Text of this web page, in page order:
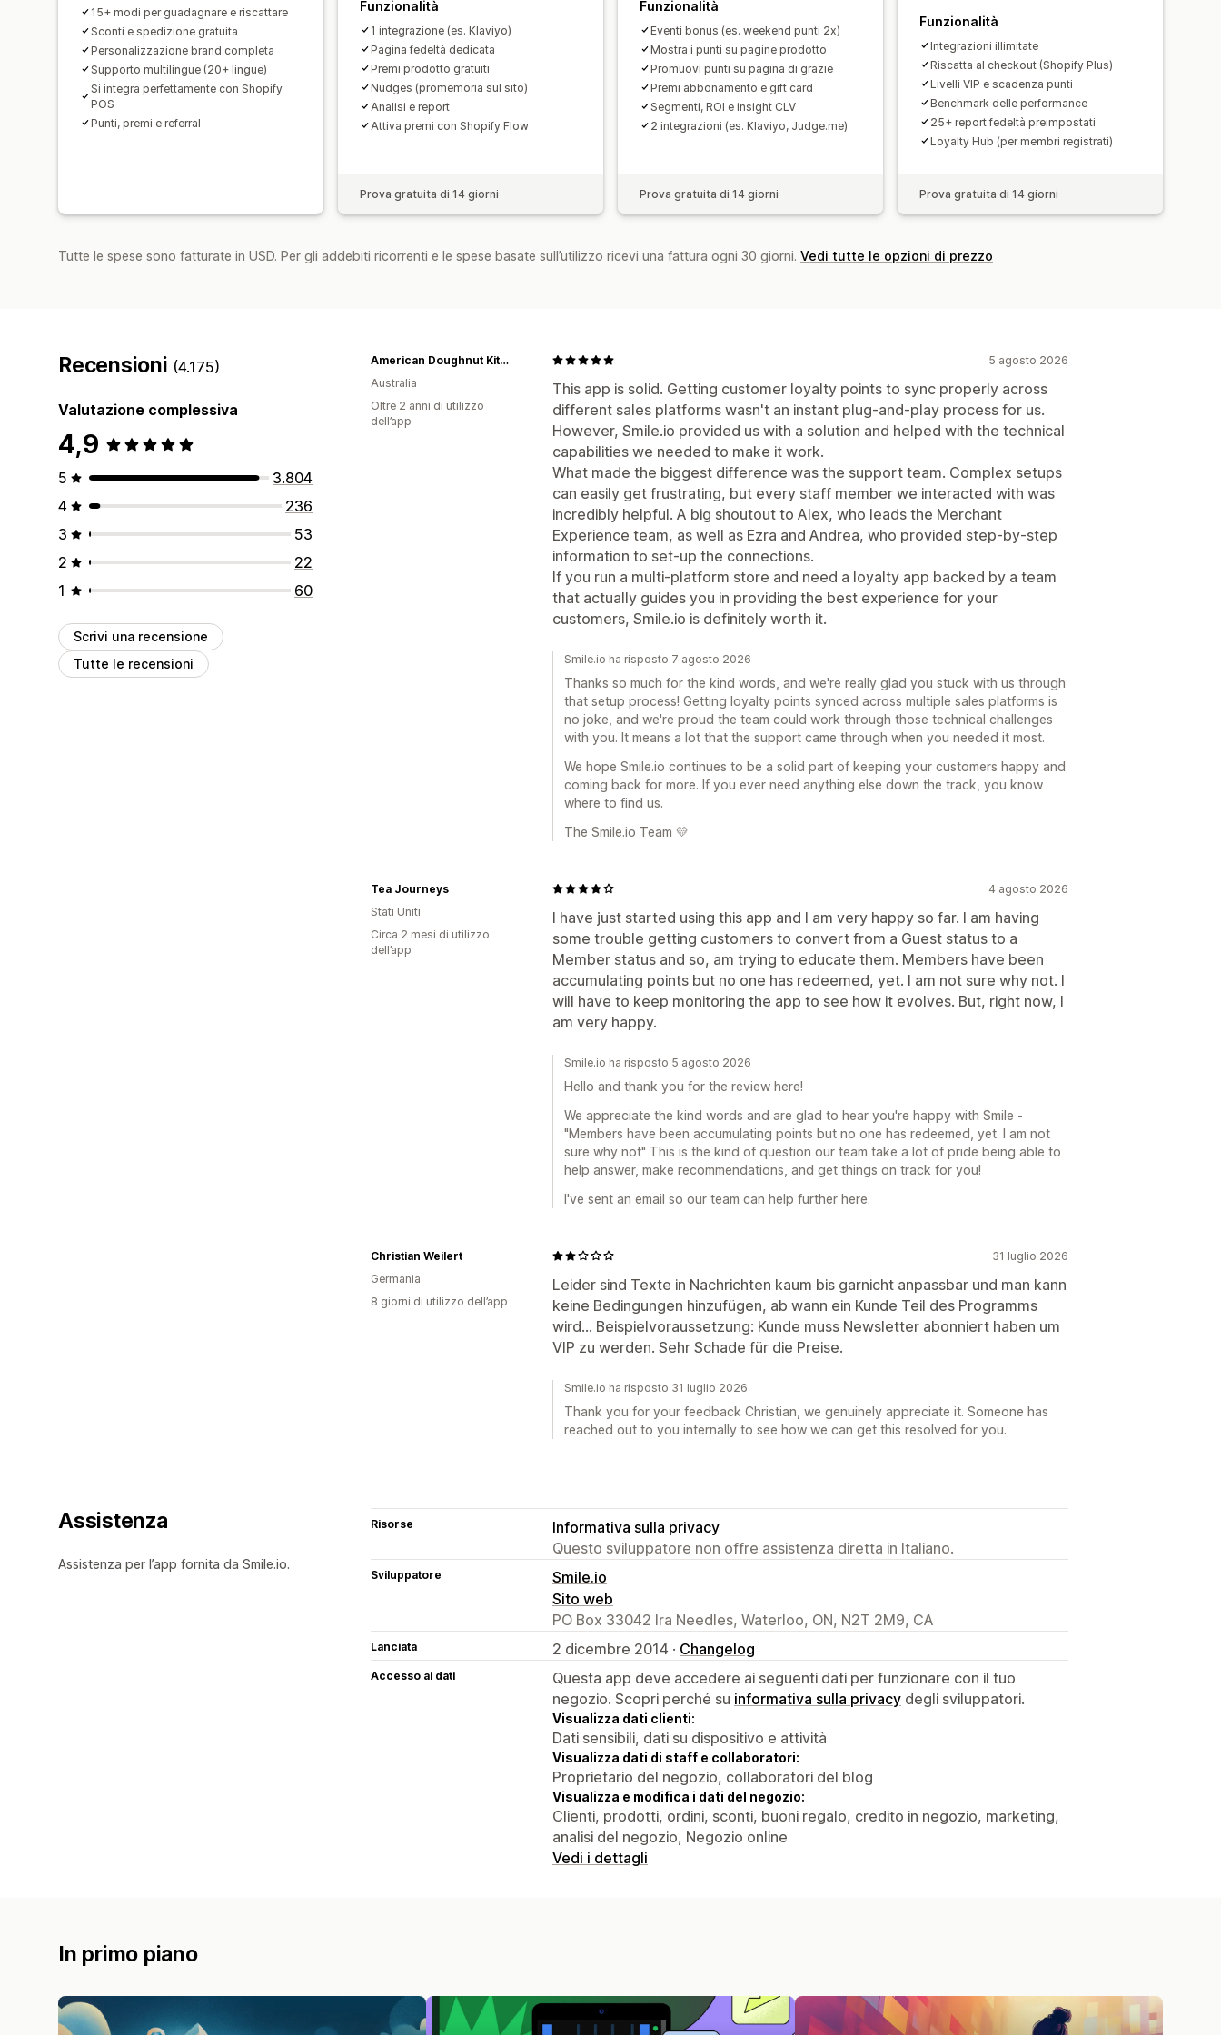
15+ modi per guadagnare e riscattare
Sconti e spedizione gratuita
Personalizzazione brand completa
Supporto multilingue (20+ lingue)
Si integra perfettamente con Shopify
POS
Punti, premi e referral
Funzionalità
1 integrazione (es. Klaviyo)
Pagina fedeltà dedicata
Premi prodotto gratuiti
Nudges (promemoria sul sito)
Analisi e report
Attiva premi con Shopify Flow
Prova gratuita di 14 giorni
Funzionalità
Eventi bonus (es. weekend punti 2x)
Mostra i punti su pagine prodotto
Promuovi punti su pagina di grazie
Premi abbonamento e gift card
Segmenti, ROI e insight CLV
2 integrazioni (es. Klaviyo, Judge.me)
Prova gratuita di 14 giorni
Funzionalità
Integrazioni illimitate
Riscatta al checkout (Shopify Plus)
Livelli VIP e scadenza punti
Benchmark delle performance
25+ report fedeltà preimpostati
Loyalty Hub (per membri registrati)
Prova gratuita di 14 giorni
Tutte le spese sono fatturate in USD. Per gli addebiti ricorrenti e le spese basate sull’utilizzo ricevi una fattura ogni 30 giorni. Vedi tutte le opzioni di prezzo
Recensioni (4.175)
Valutazione complessiva
4,9
5
3.804
4
236
3
53
2
22
1
60
Scrivi una recensione
Tutte le recensioni
5 agosto 2026
This app is solid. Getting customer loyalty points to sync properly across
different sales platforms wasn't an instant plug-and-play process for us.
However, Smile.io provided us with a solution and helped with the technical
capabilities we needed to make it work.
What made the biggest difference was the support team. Complex setups
can easily get frustrating, but every staff member we interacted with was
incredibly helpful. A big shoutout to Alex, who leads the Merchant
Experience team, as well as Ezra and Andrea, who provided step-by-step
information to set-up the connections.
If you run a multi-platform store and need a loyalty app backed by a team
that actually guides you in providing the best experience for your
customers, Smile.io is definitely worth it.
American Doughnut Kitchen
Australia
Oltre 2 anni di utilizzo
dell’app
Smile.io ha risposto 7 agosto 2026
Thanks so much for the kind words, and we're really glad you stuck with us through
that setup process! Getting loyalty points synced across multiple sales platforms is
no joke, and we're proud the team could work through those technical challenges
with you. It means a lot that the support came through when you needed it most.
We hope Smile.io continues to be a solid part of keeping your customers happy and
coming back for more. If you ever need anything else down the track, you know
where to find us.
The Smile.io Team 💛
4 agosto 2026
I have just started using this app and I am very happy so far. I am having
some trouble getting customers to convert from a Guest status to a
Member status and so, am trying to educate them. Members have been
accumulating points but no one has redeemed, yet. I am not sure why not. I
will have to keep monitoring the app to see how it evolves. But, right now, I
am very happy.
Tea Journeys
Stati Uniti
Circa 2 mesi di utilizzo
dell’app
Smile.io ha risposto 5 agosto 2026
Hello and thank you for the review here!
We appreciate the kind words and are glad to hear you're happy with Smile -
"Members have been accumulating points but no one has redeemed, yet. I am not
sure why not" This is the kind of question our team take a lot of pride being able to
help answer, make recommendations, and get things on track for you!
I've sent an email so our team can help further here.
31 luglio 2026
Leider sind Texte in Nachrichten kaum bis garnicht anpassbar und man kann
keine Bedingungen hinzufügen, ab wann ein Kunde Teil des Programms
wird... Beispielvoraussetzung: Kunde muss Newsletter abonniert haben um
VIP zu werden. Sehr Schade für die Preise.
Christian Weilert
Germania
8 giorni di utilizzo dell’app
Smile.io ha risposto 31 luglio 2026
Thank you for your feedback Christian, we genuinely appreciate it. Someone has
reached out to you internally to see how we can get this resolved for you.
Assistenza
Assistenza per l’app fornita da Smile.io.
Risorse
Informativa sulla privacy
Questo sviluppatore non offre assistenza diretta in Italiano.
Sviluppatore
Smile.io
Sito web
PO Box 33042 Ira Needles, Waterloo, ON, N2T 2M9, CA
Lanciata 2 dicembre 2014 · Changelog
Accesso ai dati
Questa app deve accedere ai seguenti dati per funzionare con il tuo
negozio. Scopri perché su informativa sulla privacy degli sviluppatori.
Visualizza dati clienti:
Dati sensibili, dati su dispositivo e attività
Visualizza dati di staff e collaboratori:
Proprietario del negozio, collaboratori del blog
Visualizza e modifica i dati del negozio:
Clienti, prodotti, ordini, sconti, buoni regalo, credito in negozio, marketing,
analisi del negozio, Negozio online
Vedi i dettagli
In primo piano